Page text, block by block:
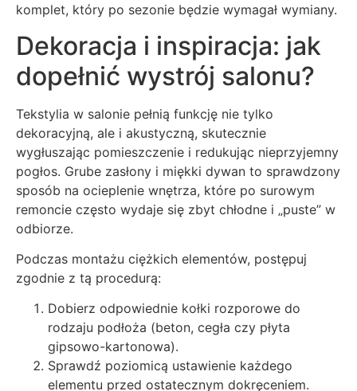
komplet, który po sezonie będzie wymagał wymiany.
Dekoracja i inspiracja: jak
dopełnić wystrój salonu?
Tekstylia w salonie pełnią funkcję nie tylko
dekoracyjną, ale i akustyczną, skutecznie
wygłuszając pomieszczenie i redukując nieprzyjemny
pogłos. Grube zasłony i miękki dywan to sprawdzony
sposób na ocieplenie wnętrza, które po surowym
remoncie często wydaje się zbyt chłodne i „puste” w
odbiorze.
Podczas montażu ciężkich elementów, postępuj
zgodnie z tą procedurą:
Dobierz odpowiednie kołki rozporowe do
rodzaju podłoża (beton, cegła czy płyta
gipsowo-kartonowa).
Sprawdź poziomicą ustawienie każdego
elementu przed ostatecznym dokręceniem.